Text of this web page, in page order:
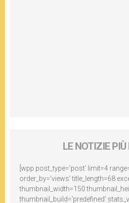
LE NOTIZIE PIÙ
[wpp post_type='post' limit=4
order_by='views' title_length=68
thumbnail_width=150
thumbnail_build='predefined'